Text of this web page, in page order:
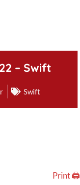
– Swift
Swift
Print 🖨